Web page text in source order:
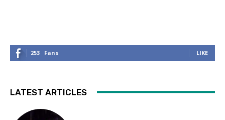
253 Fans LIKE
LATEST ARTICLES